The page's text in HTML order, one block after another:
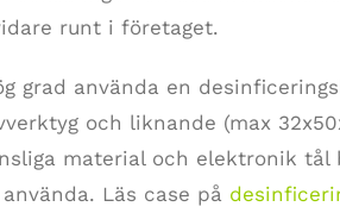
runt i företaget.
grad använda en
och liknande (max
material och elektronik tål
Läs case på